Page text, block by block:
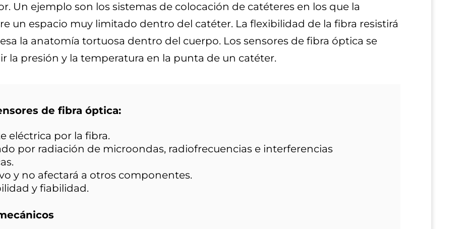
Un ejemplo son los sistemas de colocación de catéteres en los que la
un espacio muy limitado dentro del catéter. La flexibilidad de la fibra resistirá
la anatomía tortuosa dentro del cuerpo. Los sensores de fibra óptica se
la presión y la temperatura en la punta de un catéter.
de fibra óptica:
eléctrica por la fibra.
por radiación de microondas, radiofrecuencias e interferencias
y no afectará a otros componentes.
y fiabilidad.